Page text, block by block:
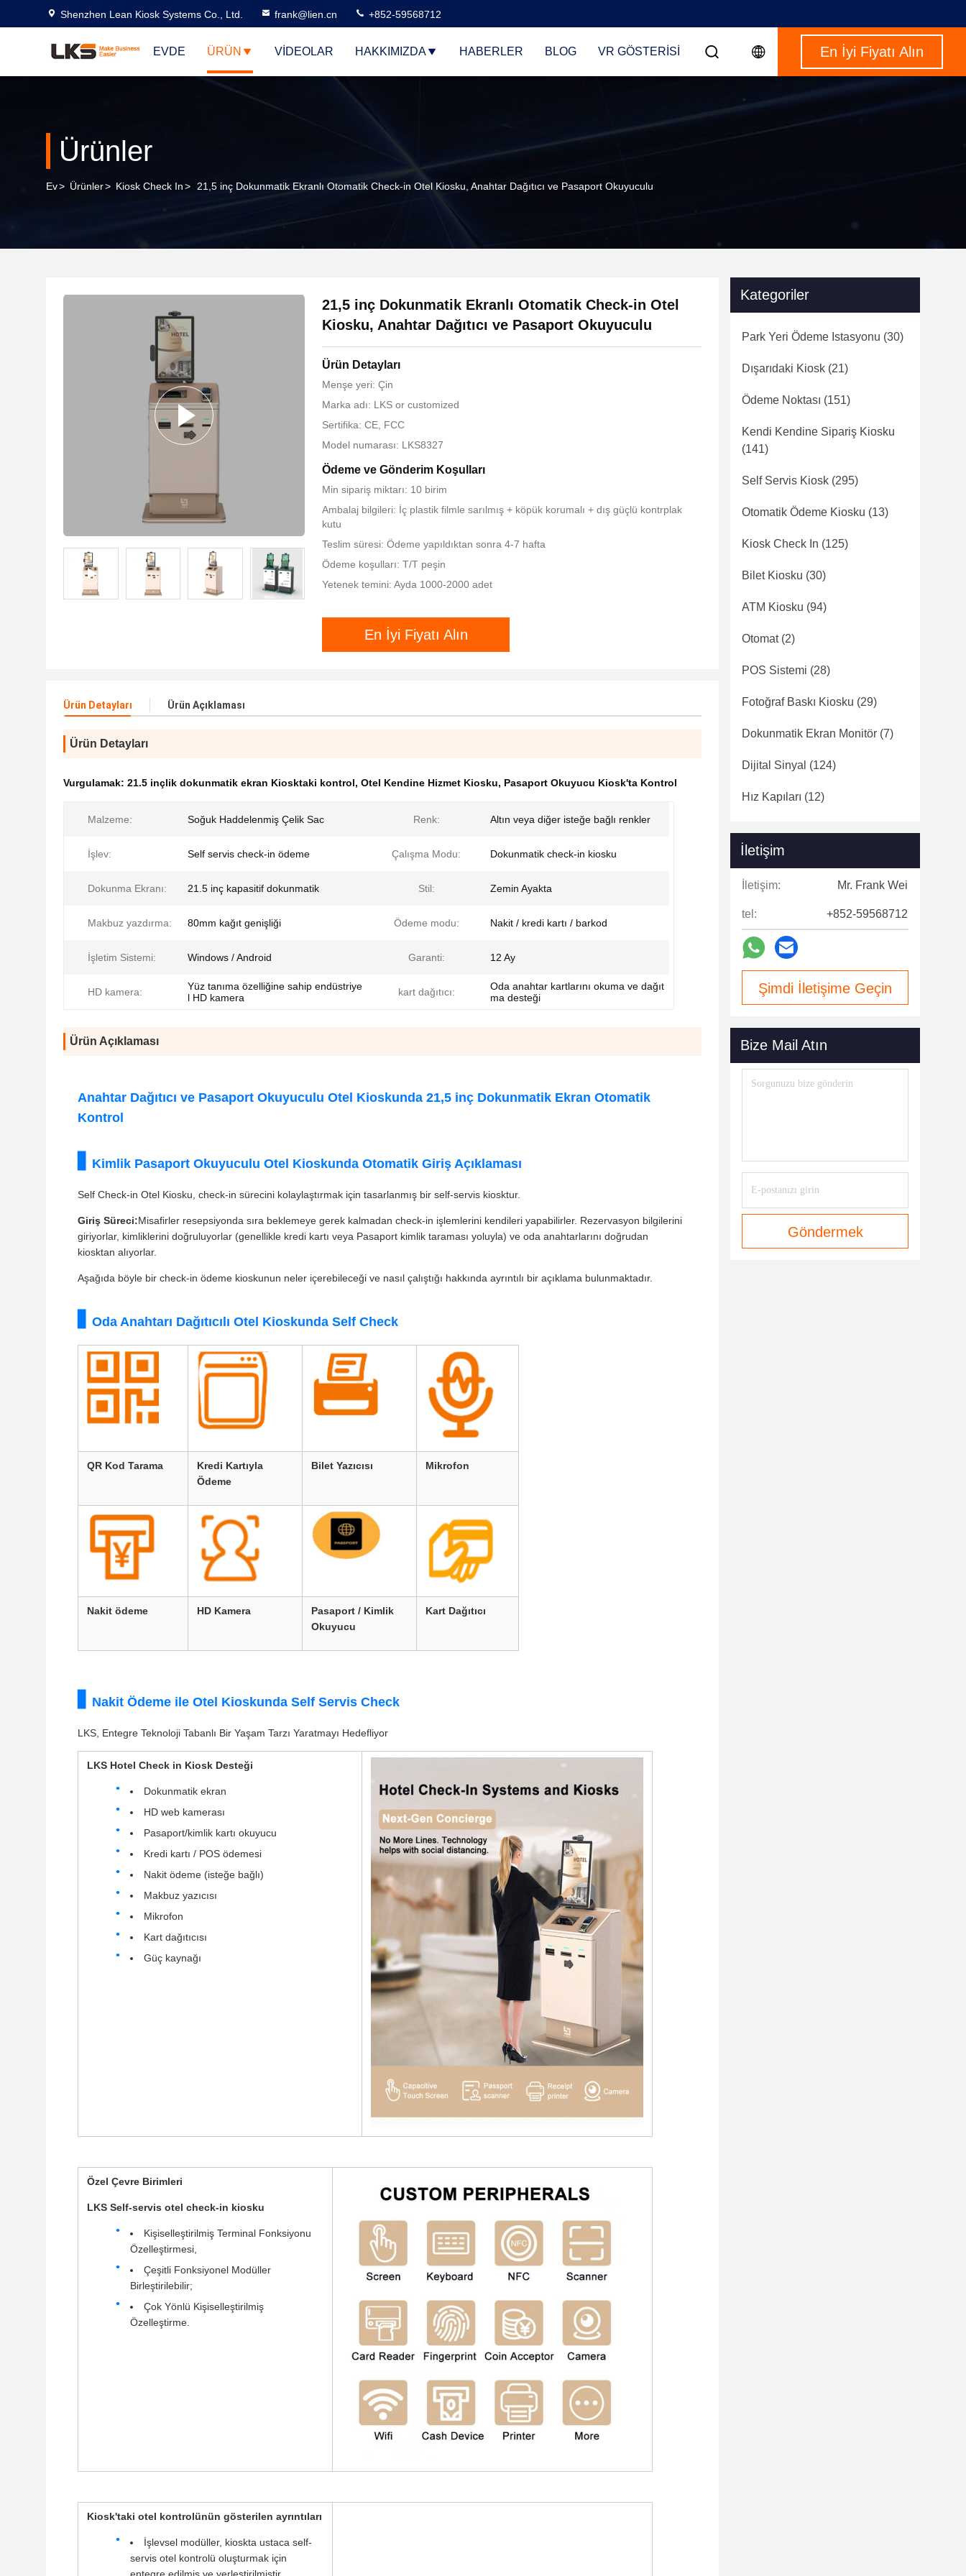
Shenzhen Lean Kiosk Systems Co., Ltd. frank@lien.cn +852-59568712
EVDE ÜRÜN VIDEOLAR HAKKIMIZDA HABERLER BLOG VR GÖSTERISI En İyi Fiyatı Alın
Ürünler
Ev> Ürünler> Kiosk Check In> 21,5 inç Dokunmatik Ekranlı Otomatik Check-in Otel Kiosku, Anahtar Dağıtıcı ve Pasaport Okuyuculu
21,5 inç Dokunmatik Ekranlı Otomatik Check-in Otel
Kiosku, Anahtar Dağıtıcı ve Pasaport Okuyuculu
Ürün Detayları
Menşe yeri: Çin
Marka adı: LKS or customized
Sertifika: CE, FCC
Model numarası: LKS8327
Ödeme ve Gönderim Koşulları
Min sipariş miktarı: 10 birim
Ambalaj bilgileri: İç plastik filmle sarılmış + köpük korumalı + dış güçlü kontrplak
kutu
Teslim süresi: Ödeme yapıldıktan sonra 4-7 hafta
Ödeme koşulları: T/T peşin
Yetenek temini: Ayda 1000-2000 adet
En İyi Fiyatı Alın
Ürün Detayları Ürün Açıklaması
Ürün Detayları
Vurgulamak: 21.5 inçlik dokunmatik ekran Kiosktaki kontrol, Otel Kendine Hizmet Kiosku, Pasaport Okuyucu Kiosk'ta Kontrol
Malzeme: Soğuk Haddelenmiş Çelik Sac Renk: Altın veya diğer isteğe bağlı renkler
İşlev: Self servis check-in ödeme Çalışma Modu: Dokunmatik check-in kiosku
Dokunma Ekranı: 21.5 inç kapasitif dokunmatik Stil: Zemin Ayakta
Makbuz yazdırma: 80mm kağıt genişliği Ödeme modu: Nakit / kredi kartı / barkod
İşletim Sistemi: Windows / Android Garanti: 12 Ay
HD kamera:
Yüz tanıma özelliğine sahip endüstriye
l HD kamera
kart dağıtıcı:
Oda anahtar kartlarını okuma ve dağıt
ma desteği
Ürün Açıklaması
Anahtar Dağıtıcı ve Pasaport Okuyuculu Otel Kioskunda 21,5 inç Dokunmatik Ekran Otomatik
Kontrol
Kimlik Pasaport Okuyuculu Otel Kioskunda Otomatik Giriş Açıklaması
Self Check-in Otel Kiosku, check-in sürecini kolaylaştırmak için tasarlanmış bir self-servis kiosktur.
Giriş Süreci:Misafirler resepsiyonda sıra beklemeye gerek kalmadan check-in işlemlerini kendileri yapabilirler. Rezervasyon bilgilerini
giriyorlar, kimliklerini doğruluyorlar (genellikle kredi kartı veya Pasaport kimlik taraması yoluyla) ve oda anahtarlarını doğrudan
kiosktan alıyorlar.
Aşağıda böyle bir check-in ödeme kioskunun neler içerebileceği ve nasıl çalıştığı hakkında ayrıntılı bir açıklama bulunmaktadır.
Oda Anahtarı Dağıtıcılı Otel Kioskunda Self Check
QR Kod Tarama
Kredi Kartıyla
Ödeme
Bilet Yazıcısı Mikrofon
Nakit ödeme HD Kamera
Pasaport / Kimlik
Okuyucu
Kart Dağıtıcı
Nakit Ödeme ile Otel Kioskunda Self Servis Check
LKS, Entegre Teknoloji Tabanlı Bir Yaşam Tarzı Yaratmayı Hedefliyor
LKS Hotel Check in Kiosk Desteği
Dokunmatik ekran
HD web kamerası
Pasaport/kimlik kartı okuyucu
Kredi kartı / POS ödemesi
Nakit ödeme (isteğe bağlı)
Makbuz yazıcısı
Mikrofon
Kart dağıtıcısı
Güç kaynağı
Özel Çevre Birimleri
LKS Self-servis otel check-in kiosku
Kişiselleştirilmiş Terminal Fonksiyonu
Özelleştirmesi,
Çeşitli Fonksiyonel Modüller
Birleştirilebilir;
Çok Yönlü Kişiselleştirilmiş
Özelleştirme.
Kiosk'taki otel kontrolünün gösterilen ayrıntıları
İşlevsel modüller, kioskta ustaca self-
servis otel kontrolü oluşturmak için
Kategoriler
Park Yeri Ödeme Istasyonu (30)
Dışarıdaki Kiosk (21)
Ödeme Noktası (151)
Kendi Kendine Sipariş Kiosku
(141)
Self Servis Kiosk (295)
Otomatik Ödeme Kiosku (13)
Kiosk Check In (125)
Bilet Kiosku (30)
ATM Kiosku (94)
Otomat(2)
POS Sistemi (28)
Fotoğraf Baskı Kiosku (29)
Dokunmatik Ekran Monitör (7)
Dijital Sinyal (124)
Hız Kapıları (12)
İletişim
İletişim: Mr. Frank Wei
tel: +852-59568712
Şimdi İletişime Geçin
Bize Mail Atın
Göndermek